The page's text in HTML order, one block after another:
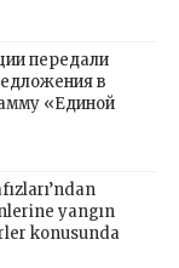
передали
в
«Единой
yangın
konusunda